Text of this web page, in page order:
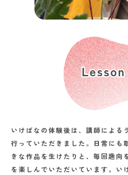
いけばなの体験後は、講師による
行っていただきました。日常にも
きな作品を生けたりと、毎回趣向
を楽しんでいただいています。い